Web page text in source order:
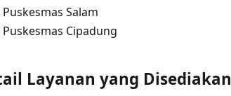
Puskesmas Salam
Puskesmas Cipadung
Layanan yang Disediakan